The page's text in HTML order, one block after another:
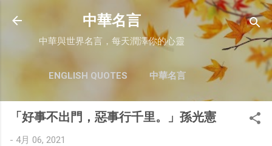
跳至主要內容
中華名言
中華與世界名言，每天潤澤你的心靈
ENGLISH QUOTES 中華名言
「好事不出門，惡事行千里。」孫光憲
- 4月 06, 2021